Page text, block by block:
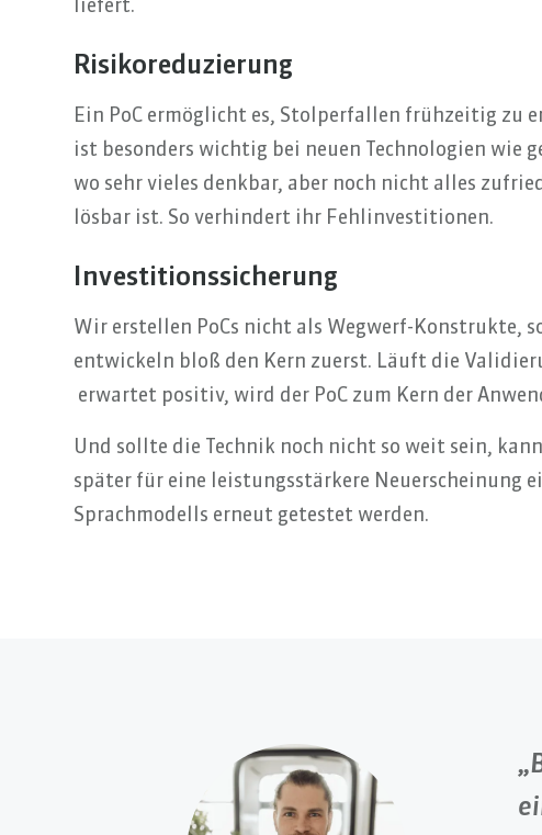
liefert.
Risikoreduzierung
Ein PoC ermöglicht es, Stolperfallen frühzeitig zu
ist besonders wichtig bei neuen Technologien wie
wo sehr vieles denkbar, aber noch nicht alles
lösbar ist. So verhindert ihr Fehlinvestitionen.
Investitionssicherung
Wir erstellen PoCs nicht als Wegwerf-Konstrukte,
entwickeln bloß den Kern zuerst. Läuft die
erwartet positiv, wird der PoC zum Kern der
Und sollte die Technik noch nicht so weit sein, kann
später für eine leistungsstärkere Neuerscheinung
Sprachmodells erneut getestet werden.